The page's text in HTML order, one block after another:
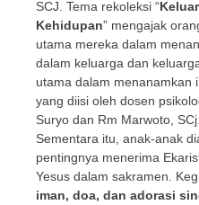
SCJ. Tema rekoleksi “
Kehidupan” mengajak
utama mereka dalam
dalam keluarga dan
utama dalam menanamkan
yang diisi oleh dosen
Suryo dan Rm Marwoto, SCj.
Sementara itu, anak-anak
pentingnya menerima
Yesus dalam sakramen.
iman, doa, dan adorasi